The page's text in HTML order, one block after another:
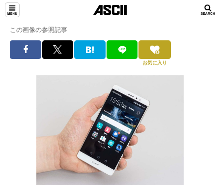
この画像の参照記事
お気に入り